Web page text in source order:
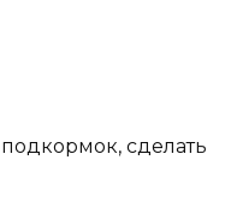
сделать